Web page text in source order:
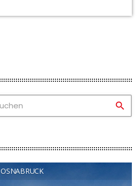
search
OSNABRÜCK